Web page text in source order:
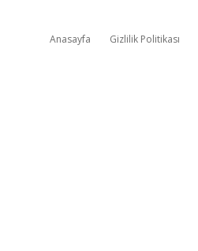
Anasayfa Gizlilik Politikası